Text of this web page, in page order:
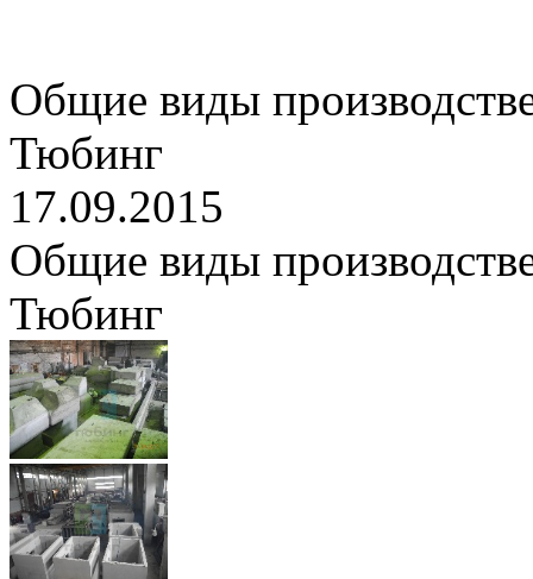
Общие виды
Тюбинг
17.09.2015
Общие виды
Тюбинг